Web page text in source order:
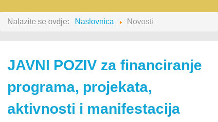
Nalazite se ovdje: Naslovnica Novosti
JAVNI POZIV za financiranje
programa, projekata,
aktivnosti i manifestacija